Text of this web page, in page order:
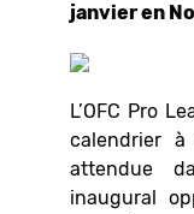
janvier en
L’OFC Pro
calendrier
attendue
inaugural